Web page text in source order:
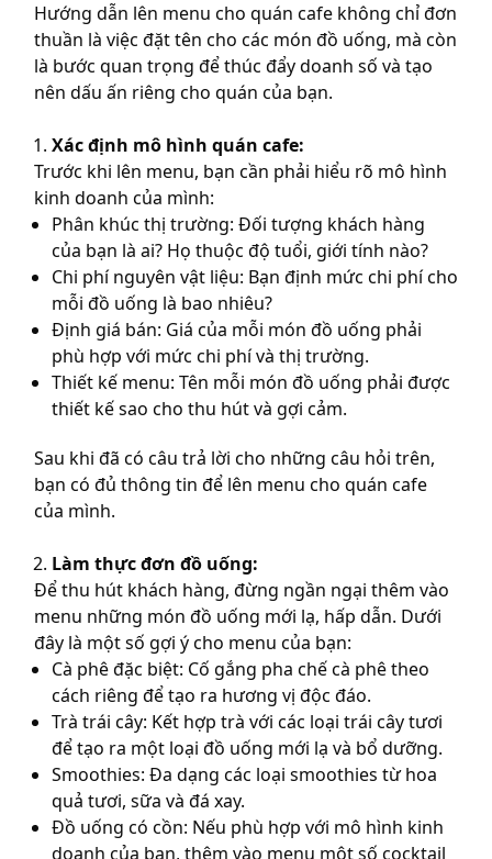
Hướng dẫn lên menu cho quán cafe không chỉ đơn
thuần là việc đặt tên cho các món đồ uống, mà còn
là bước quan trọng để thúc đẩy doanh số và tạo
nên dấu ấn riêng cho quán của bạn.
Xác định mô hình quán cafe:
Trước khi lên menu, bạn cần phải hiểu rõ mô hình
kinh doanh của mình:
Phân khúc thị trường: Đối tượng khách hàng
của bạn là ai? Họ thuộc độ tuổi, giới tính nào?
Chi phí nguyên vật liệu: Bạn định mức chi phí cho
mỗi đồ uống là bao nhiêu?
Định giá bán: Giá của mỗi món đồ uống phải
phù hợp với mức chi phí và thị trường.
Thiết kế menu: Tên mỗi món đồ uống phải được
thiết kế sao cho thu hút và gợi cảm.
Sau khi đã có câu trả lời cho những câu hỏi trên,
bạn có đủ thông tin để lên menu cho quán cafe
của mình.
Làm thực đơn đồ uống:
Để thu hút khách hàng, đừng ngần ngại thêm vào
menu những món đồ uống mới lạ, hấp dẫn. Dưới
đây là một số gợi ý cho menu của bạn:
Cà phê đặc biệt: Cố gắng pha chế cà phê theo
cách riêng để tạo ra hương vị độc đáo.
Trà trái cây: Kết hợp trà với các loại trái cây tươi
để tạo ra một loại đồ uống mới lạ và bổ dưỡng.
Smoothies: Đa dạng các loại smoothies từ hoa
quả tươi, sữa và đá xay.
Đồ uống có cồn: Nếu phù hợp với mô hình kinh
doanh của bạn, thêm vào menu một số cocktail